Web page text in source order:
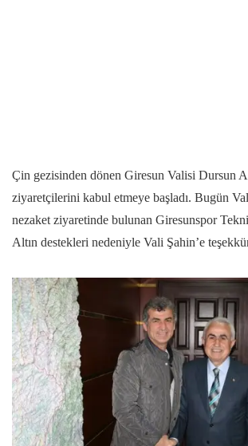
Çin gezisinden dönen Giresun Valisi Dursun
ziyaretçilerini kabul etmeye başladı. Bugün
nezaket ziyaretinde bulunan Giresunspor
Altın destekleri nedeniyle Vali Şahin’e